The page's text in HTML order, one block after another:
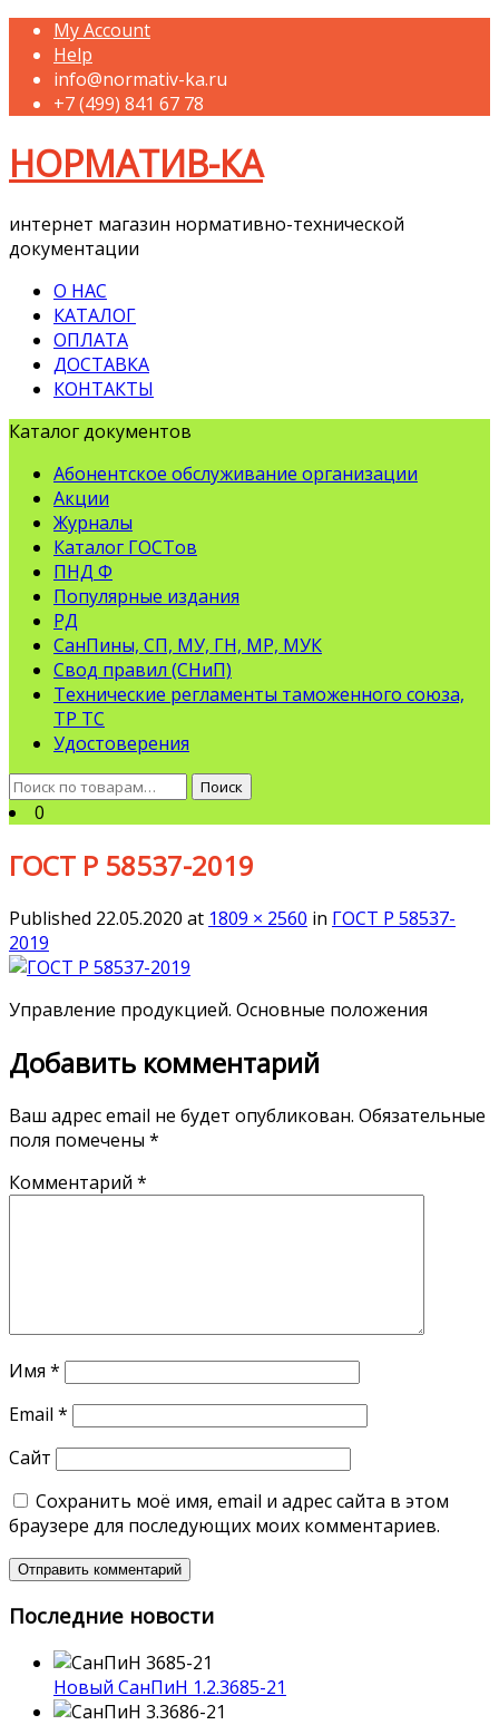
My Account
Help
info@normativ-ka.ru
+7 (499) 841 67 78
НОРМАТИВ-КА
интернет магазин нормативно-технической
документации
О НАС
КАТАЛОГ
ОПЛАТА
ДОСТАВКА
КОНТАКТЫ
Каталог документов
Абонентское обслуживание организации
Акции
Журналы
Каталог ГОСТов
ПНД Ф
Популярные издания
РД
СанПины, СП, МУ, ГН, МР, МУК
Свод правил (СНиП)
Технические регламенты таможенного союза,
ТР ТС
Удостоверения
Искать:
Поиск
0
ГОСТ Р 58537-2019
Published 22.05.2020 at 1809 × 2560 in ГОСТ Р 58537-
2019
Управление продукцией. Основные положения
Добавить комментарий
Ваш адрес email не будет опубликован. Обязательные
поля помечены *
Комментарий *
Имя *
Email *
Сайт
Сохранить моё имя, email и адрес сайта в этом
браузере для последующих моих комментариев.
Последние новости
Новый СанПиН 1.2.3685-21